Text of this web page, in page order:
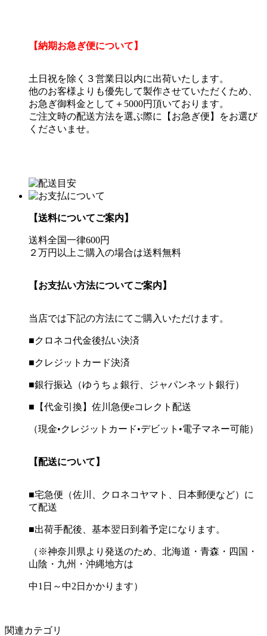
【納期お急ぎ便について】
土日祝を除く３営業日以内に出荷いたします。
他のお客様よりも優先して製作させていただくため、
お急ぎ御料金として＋5000円頂いております。
ご注文時の配送方法を選ぶ際に【お急ぎ便】をお選び
くださいませ。
【送料についてご案内】
送料全国一律600円
２万円以上ご購入の場合は送料無料
【お支払い方法についてご案内】
当店では下記の方法にてご購入いただけます。
■クロネコ代金後払い決済
■クレジットカード決済
■銀行振込（ゆうちょ銀行、ジャパンネット銀行）
■【代金引換】佐川急便eコレクト配送
（現金•クレジットカード•デビット•電子マネー可能）
【配送について】
■宅急便（佐川、クロネコヤマト、日本郵便など）に
て配送
■出荷手配後、基本翌日到着予定になります。
（※神奈川県より発送のため、北海道・青森・四国・
山陰・九州・沖縄地方は
中1日～中2日かかります）
関連カテゴリ